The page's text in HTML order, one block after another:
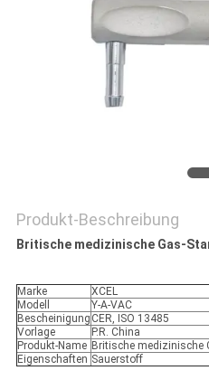
PRIVACY
Produkt-Beschreibung
Britische medizinische Gas-
Marke
XCEL
Modell
Y-A-VAC
Bescheinigung CER, ISO 13485
Vorlage
P.R. China
Produkt-Name Britische medizinische
Eigenschaften Sauerstoff